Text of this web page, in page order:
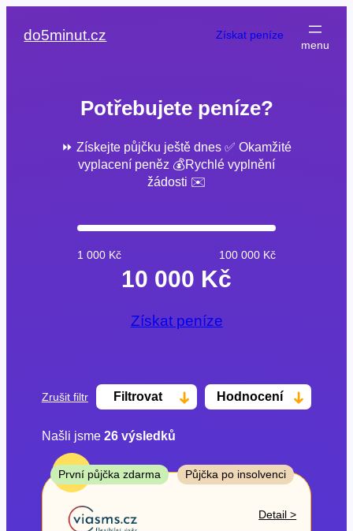
do5minut.cz Získat peníze
Potřebujete peníze?
⏩ Získejte půjčku ještě dnes ✅ Okamžité
vyplacení peněz 💰Rychlé vyplnění
žádosti ✉️
1 000 Kč 100 000 Kč
10 000 Kč
Získat peníze
Zrušit filtr Filtrovat Hodnocení
Cena
Od
Našli jsme 26výsledků
TOP
První půjčka zdarma Půjčka po insolvenci
Detail >